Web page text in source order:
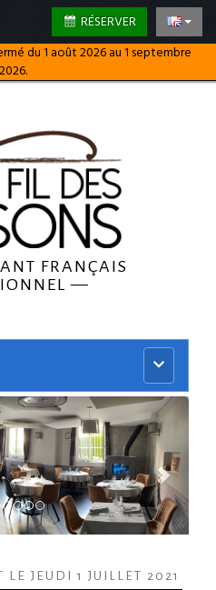
RÉSERVER
du 1 août 2026 au 1 septembre
2026.
FRANÇAIS
—
Menu
principal
LE JEUDI 1 JUILLET 2021